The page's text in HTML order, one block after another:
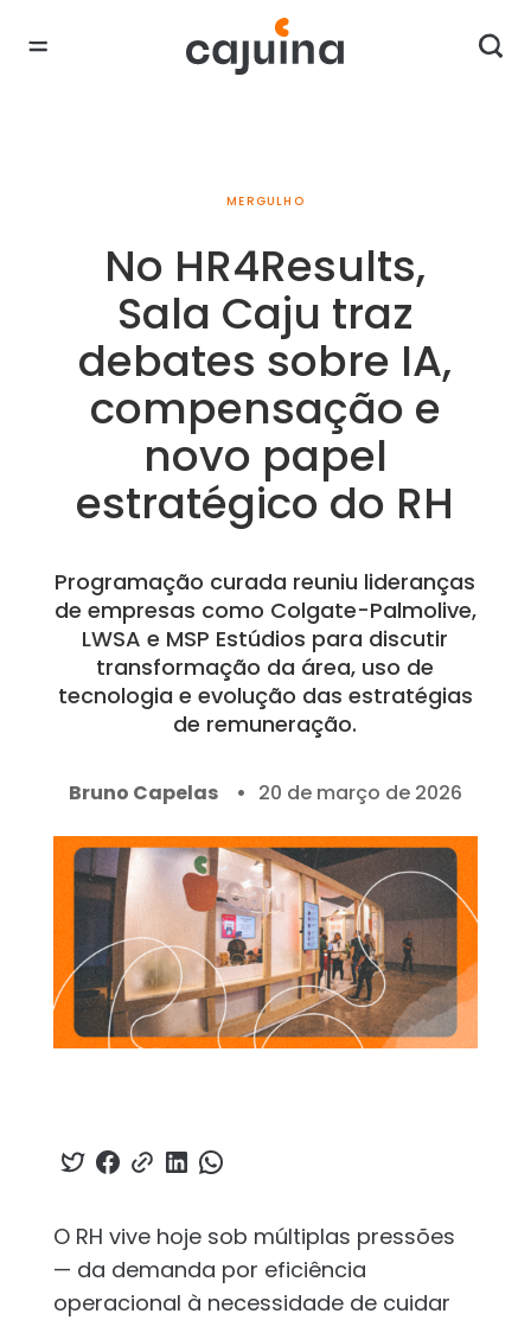
MERGULHO
No HR4Results,
Sala Caju traz
debates sobre IA,
compensação e
novo papel
estratégico do RH
Programação curada reuniu lideranças
de empresas como Colgate-Palmolive,
LWSA e MSP Estúdios para discutir
transformação da área, uso de
tecnologia e evolução das estratégias
de remuneração.
Bruno Capelas 20 de março de 2026
O RH vive hoje sob múltiplas pressões
— da demanda por eficiência
operacional à necessidade de cuidar